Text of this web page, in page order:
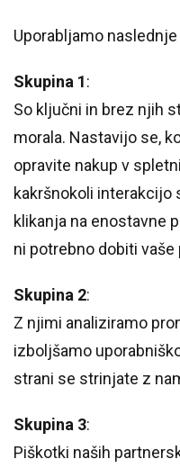
Uporabljamo
Skupina 1:
So ključni in brez njih
morala. Nastavijo se,
opravite nakup v
kakršnokoli interakcijo
klikanja na enostavne
ni potrebno dobiti vaše
Skupina 2:
Z njimi analiziramo
izboljšamo
strani se strinjate z
Skupina 3:
Piškotki naših